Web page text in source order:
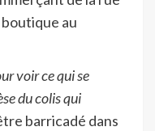
au
voir ce qui se
du colis qui
barricadé dans